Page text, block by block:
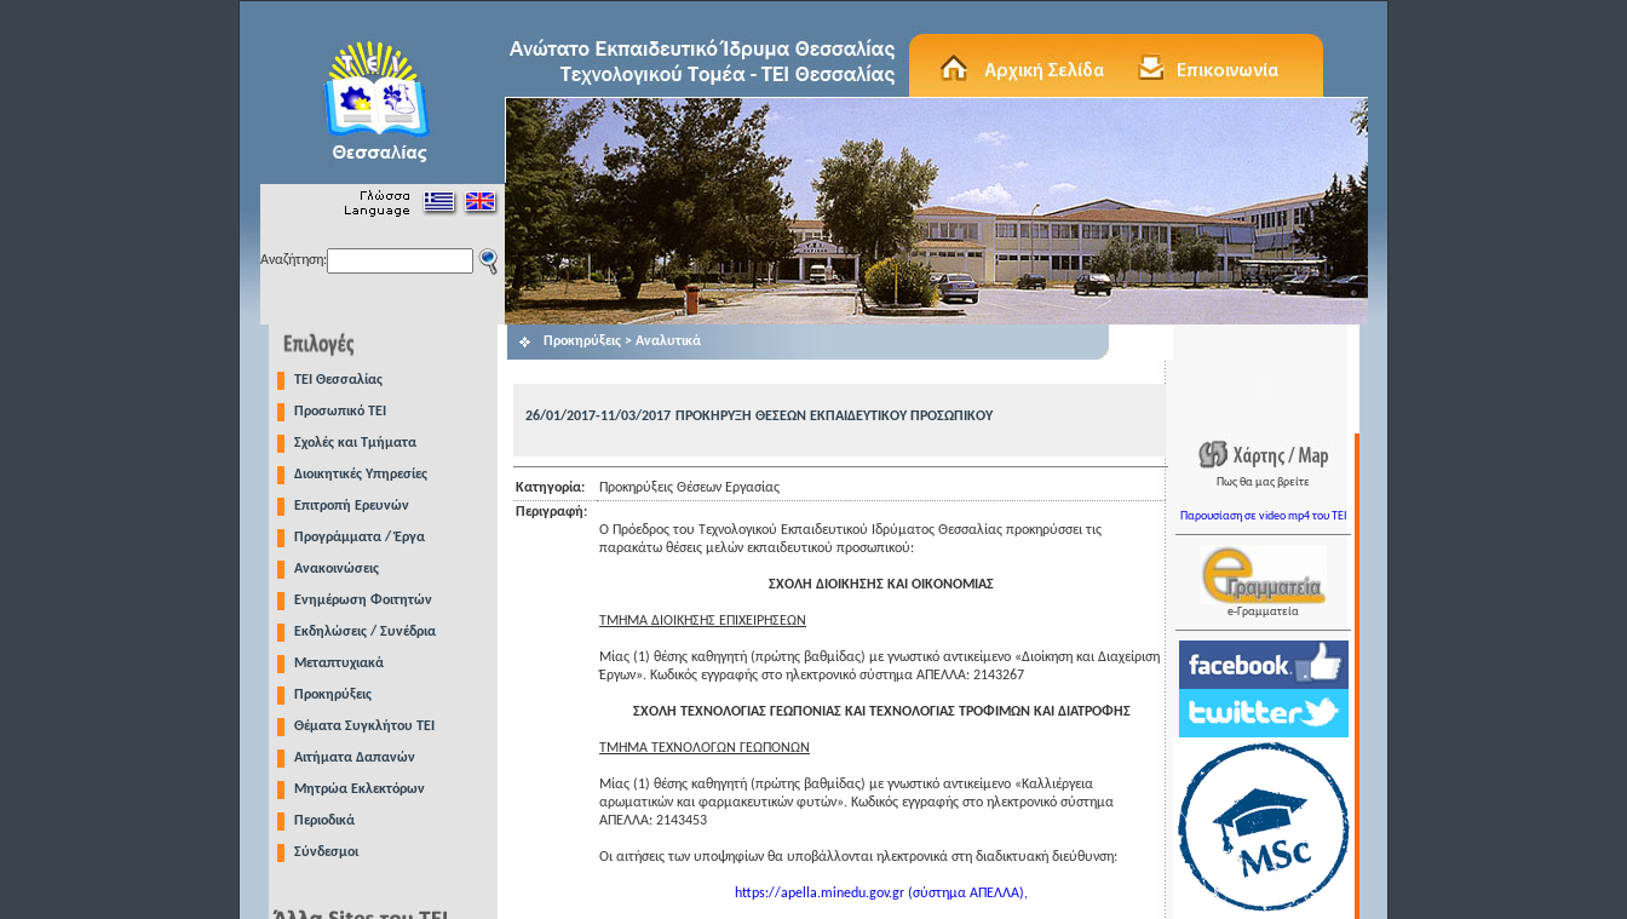
Αναζήτηση:
TEI Θεσσαλίας
Προσωπικό ΤΕΙ
Σχολές και Τμήματα
Διοικητικές Υπηρεσίες
Επιτροπή Ερευνών
Προγράμματα / Έργα
Ανακοινώσεις
Ενημέρωση Φοιτητών
Εκδηλώσεις / Συνέδρια
Μεταπτυχιακά
Προκηρύξεις
Θέματα Συγκλήτου ΤΕΙ
Αιτήματα Δαπανών
Μητρώα Εκλεκτόρων
Περιοδικά
Σύνδεσμοι
Προκηρύξεις > Αναλυτικά
26/01/2017-11/03/2017 ΠΡΟΚΗΡΥΞΗ ΘΕΣΕΩΝ ΕΚΠΑΙΔΕΥΤΙΚΟΥ ΠΡΟΣΩΠΙΚΟΥ
Κατηγορία:
Προκηρύξεις Θέσεων Εργασίας
Περιγραφή:
Ο Πρόεδρος του Τεχνολογικού Εκπαιδευτικού Ιδρύματος Θεσσαλίας προκηρύσσει τις
παρακάτω θέσεις μελών εκπαιδευτικού προσωπικού:
ΣΧΟΛΗ ΔΙΟΙΚΗΣΗΣ ΚΑΙ ΟΙΚΟΝΟΜΙΑΣ
ΤΜΗΜΑ ΔΙΟΙΚΗΣΗΣ ΕΠΙΧΕΙΡΗΣΕΩΝ
Μίας (1) θέσης καθηγητή (πρώτης βαθμίδας) με γνωστικό αντικείμενο «Διοίκηση και Διαχείριση
Έργων». Κωδικός εγγραφής στο ηλεκτρονικό σύστημα ΑΠΕΛΛΑ: 2143267
ΣΧΟΛΗ ΤΕΧΝΟΛΟΓΙΑΣ ΓΕΩΠΟΝΙΑΣ ΚΑΙ ΤΕΧΝΟΛΟΓΙΑΣ ΤΡΟΦΙΜΩΝ ΚΑΙ ΔΙΑΤΡΟΦΗΣ
ΤΜΗΜΑ ΤΕΧΝΟΛΟΓΩΝ ΓΕΩΠΟΝΩΝ
Μίας (1) θέσης καθηγητή (πρώτης βαθμίδας) με γνωστικό αντικείμενο «Καλλιέργεια
αρωματικών και φαρμακευτικών φυτών». Κωδικός εγγραφής στο ηλεκτρονικό σύστημα
ΑΠΕΛΛΑ: 2143453
Οι αιτήσεις των υποψηφίων θα υποβάλλονται ηλεκτρονικά στη διαδικτυακή διεύθυνση:
https://apella.minedu.gov.gr (σύστημα ΑΠΕΛΛΑ),
Πως θα μας βρείτε
Παρουσίαση σε video mp4 του TEI
e-Γραμματεία